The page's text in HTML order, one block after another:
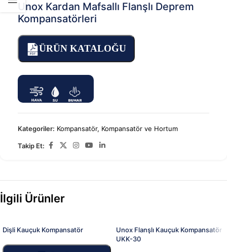
Unox Kardan Mafsallı Flanşlı Deprem
Kompansatörleri
ÜRÜN KATALOĞU
Kategoriler: Kompansatör, Kompansatör ve Hortum
Takip Et:
İlgili Ürünler
Dişli Kauçuk Kompansatör
Unox Flanşlı Kauçuk Kompansatör
UKK-30